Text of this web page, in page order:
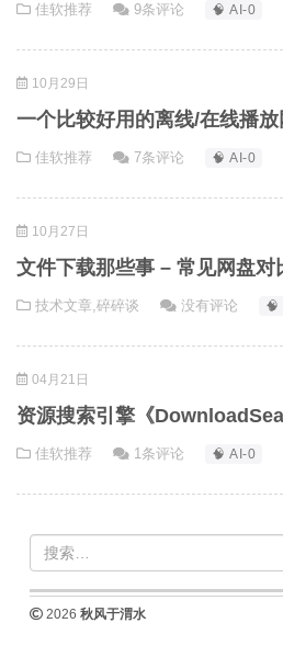
佳软推荐 9条评论 🧠 AI-0
10月29日
一个比较好用的离线/在线播
佳软推荐 7条评论 🧠 AI-0
10月27日
文件下载那些事 – 常见网盘对
技术文章,碎碎谈 没有评论 🧠
04月21日
资源搜索引擎《
佳软推荐 1条评论 🧠 AI-0
2026 秋风于渭水